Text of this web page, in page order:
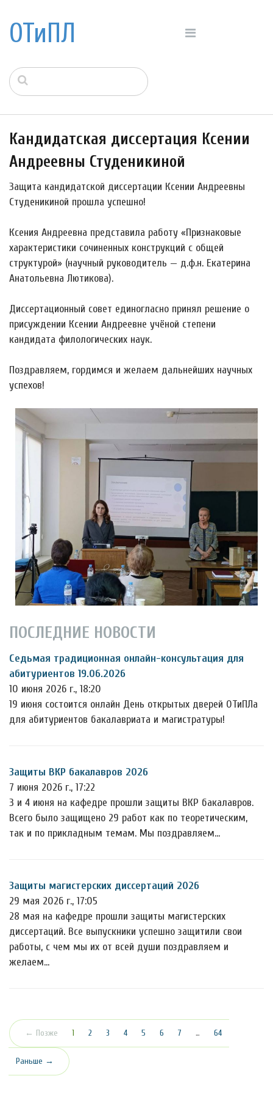
ОТиПЛ
Кандидатская диссертация Ксении
Андреевны Студеникиной
Защита кандидатской диссертации Ксении Андреевны
Студеникиной прошла успешно!
Ксения Андреевна представила работу «Признаковые
характеристики сочиненных конструкций с общей
структурой» (научный руководитель — д.ф.н. Екатерина
Анатольевна Лютикова).
Диссертационный совет единогласно принял решение о
присуждении Ксении Андреевне учёной степени
кандидата филологических наук.
Поздравляем, гордимся и желаем дальнейших научных
успехов!
ПОСЛЕДНИЕ НОВОСТИ
Седьмая традиционная онлайн-консультация для
абитуриентов 19.06.2026
10 июня 2026 г., 18:20
19 июня состоится онлайн День открытых дверей ОТиПЛа
для абитуриентов бакалавриата и магистратуры!
Защиты ВКР бакалавров 2026
7 июня 2026 г., 17:22
3 и 4 июня на кафедре прошли защиты ВКР бакалавров.
Всего было защищено 29 работ как по теоретическим,
так и по прикладным темам. Мы поздравляем…
Защиты магистерских диссертаций 2026
29 мая 2026 г., 17:05
28 мая на кафедре прошли защиты магистерских
диссертаций. Все выпускники успешно защитили свои
работы, с чем мы их от всей души поздравляем и
желаем…
← Позже 1 (текущая)
2 3 4 5 6 7 … 64
Раньше →